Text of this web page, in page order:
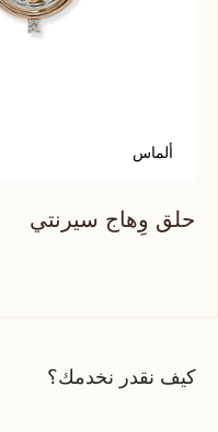
ألماس
حلق وِهاج سيرنتي
كيف نقدر نخدمك؟